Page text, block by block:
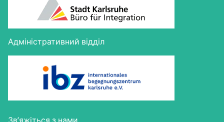
Адміністративний відділ